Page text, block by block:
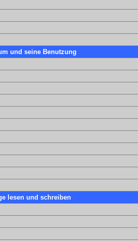
und seine Benutzung
lesen und schreiben